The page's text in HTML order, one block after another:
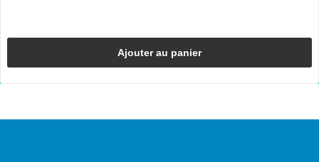
Ajouter au panier